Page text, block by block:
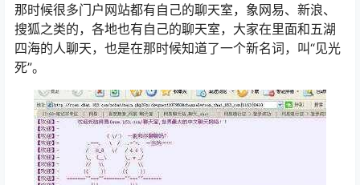
那时候很多门户网站都有自己的聊天室，象网易、新浪、
搜狐之类的，各地也有自己的聊天室，大家在里面和五湖
四海的人聊天，也是在那时候知道了一个新名词，叫“见光
死”。